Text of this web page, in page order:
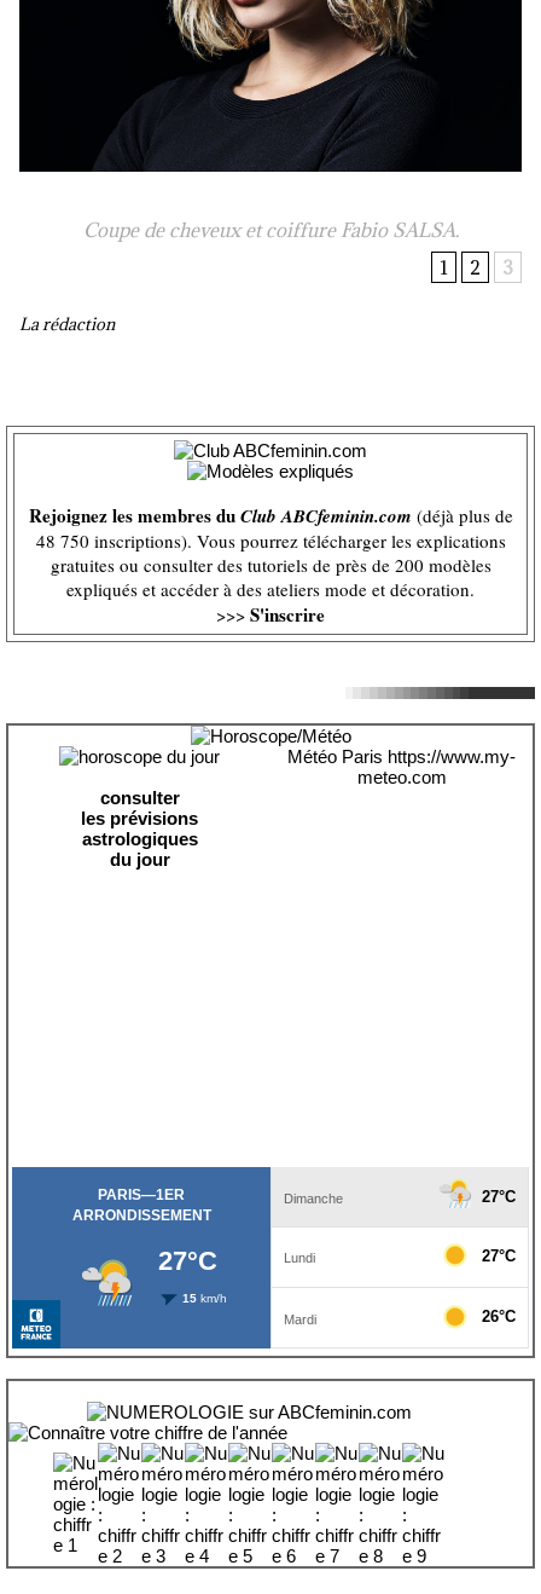
Coupe de cheveux et coiffure Fabio SALSA.
1
2 3
La rédaction
Rejoignez les membres duClub ABCfeminin.com (déjà plus de
48 750 inscriptions). Vous pourrez télécharger les explications
gratuites ou consulter des tutoriels de près de 200 modèles
expliqués et accéder à des ateliers mode et décoration.
>>> S'inscrire
consulter
les prévisions
astrologiques
du jour
Météo Paris https://www.my-
meteo.com